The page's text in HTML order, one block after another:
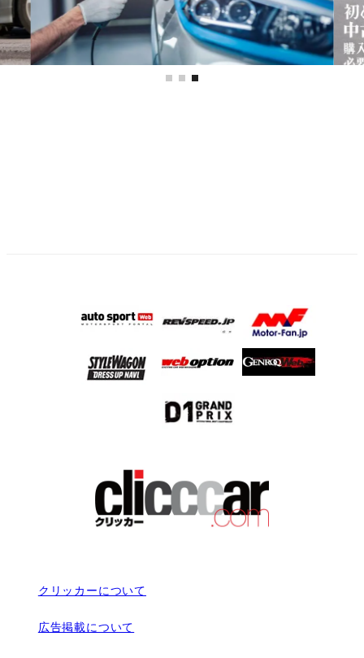
クリッカーについて
広告掲載について